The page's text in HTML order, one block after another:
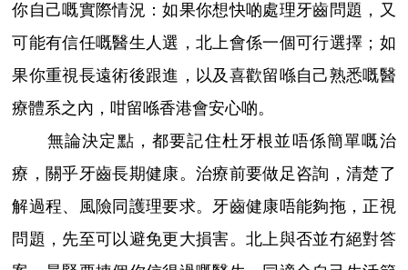
你自己嘅實際情況：如果你想快啲處理牙齒問題，又
可能有信任嘅醫生人選，北上會係一個可行選擇；如
果你重視長遠術後跟進，以及喜歡留喺自己熟悉嘅醫
療體系之內，咁留喺香港會安心啲。
無論決定點，都要記住杜牙根並唔係簡單嘅治
療，關乎牙齒長期健康。治療前要做足咨詢，清楚了
解過程、風險同護理要求。牙齒健康唔能夠拖，正視
問題，先至可以避免更大損害。北上與否並冇絕對答